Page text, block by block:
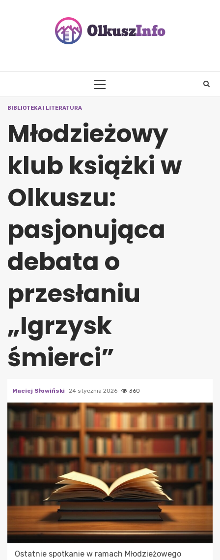
PRIMARY
BIBLIOTEKA I LITERATURA
Młodzieżowy
klub książki w
Olkuszu:
pasjonująca
debata o
przesłaniu
„Igrzysk
śmierci”
Maciej Słowiński 24 stycznia 2026 360
Ostatnie spotkanie w ramach Młodzieżowego